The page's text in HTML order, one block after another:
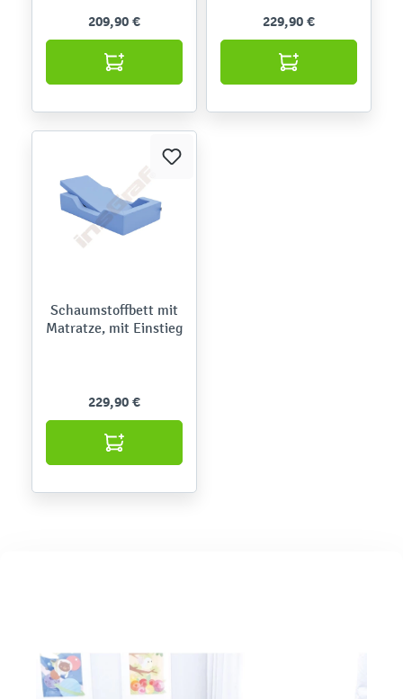
209,90 € 229,90 €
Schaumstoffbett mit
Matratze, mit Einstieg
229,90 €